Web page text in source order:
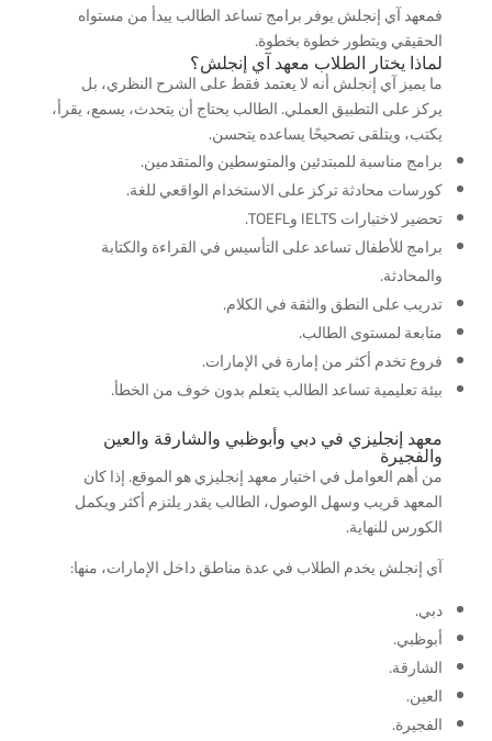
فمعهد آي إنجلش يوفر برامج تساعد الطالب يبدأ من مستواه
الحقيقي ويتطور خطوة بخطوة.
لماذا يختار الطلاب معهد آي إنجلش؟
ما يميز آي إنجلش أنه لا يعتمد فقط على الشرح النظري، بل
يركز على التطبيق العملي. الطالب يحتاج أن يتحدث، يسمع، يقرأ،
يكتب، ويتلقى تصحيحًا يساعده يتحسن.
برامج مناسبة للمبتدئين والمتوسطين والمتقدمين.
كورسات محادثة تركز على الاستخدام الواقعي للغة.
تحضير لاختبارات IELTS وTOEFL.
برامج للأطفال تساعد على التأسيس في القراءة والكتابة
والمحادثة.
تدريب على النطق والثقة في الكلام.
متابعة لمستوى الطالب.
فروع تخدم أكثر من إمارة في الإمارات.
بيئة تعليمية تساعد الطالب يتعلم بدون خوف من الخطأ.
معهد إنجليزي في دبي وأبوظبي والشارقة والعين
والفجيرة
من أهم العوامل في اختيار معهد إنجليزي هو الموقع. إذا كان
المعهد قريب وسهل الوصول، الطالب يقدر يلتزم أكثر ويكمل
الكورس للنهاية.
آي إنجلش يخدم الطلاب في عدة مناطق داخل الإمارات، منها:
دبي.
أبوظبي.
الشارقة.
العين.
الفجيرة.